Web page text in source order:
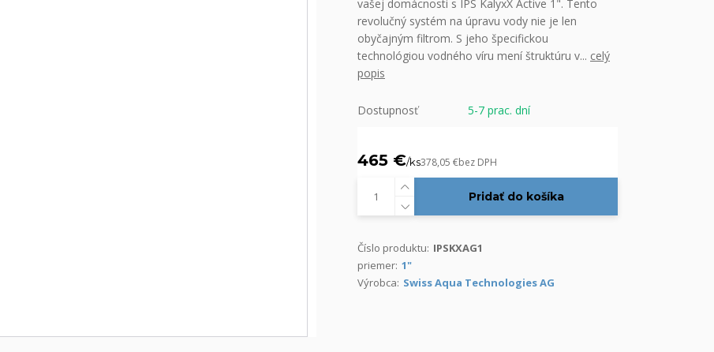
vašej domácnosti s IPS KalyxX Active 1". Tento
revolučný systém na úpravu vody nie je len
obyčajným filtrom. S jeho špecifickou
technológiou vodného víru mení štruktúru v... celý
popis
Dostupnosť 5-7 prac. dní
465 €/ks378,05 €bez DPH
Pridať do košíka
Číslo produktu: IPSKXAG1
priemer: 1"
Výrobca: Swiss Aqua Technologies AG